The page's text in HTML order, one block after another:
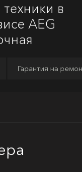
в
AEG
Гарантия на